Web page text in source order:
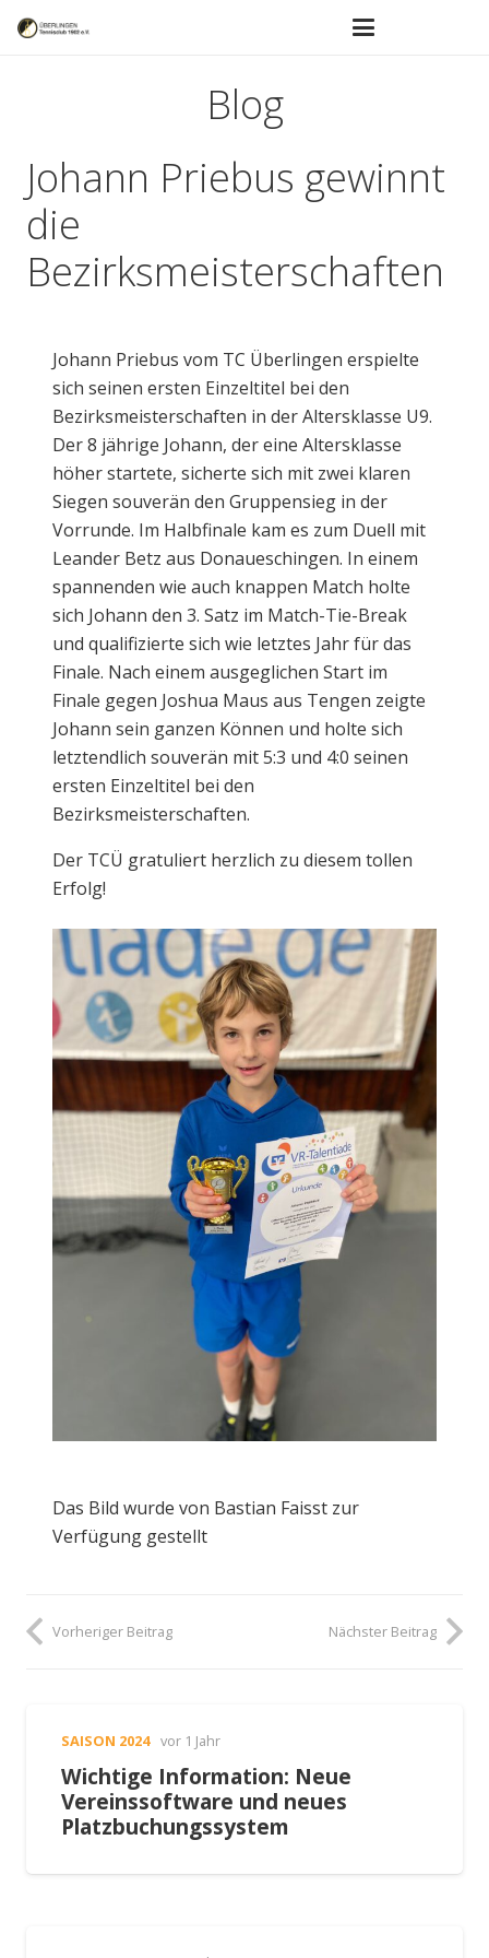
Blog
Johann Priebus gewinnt
die
Bezirksmeisterschaften
Johann Priebus vom TC Überlingen erspielte
sich seinen ersten Einzeltitel bei den
Bezirksmeisterschaften in der Altersklasse U9.
Der 8 jährige Johann, der eine Altersklasse
höher startete, sicherte sich mit zwei klaren
Siegen souverän den Gruppensieg in der
Vorrunde. Im Halbfinale kam es zum Duell mit
Leander Betz aus Donaueschingen. In einem
spannenden wie auch knappen Match holte
sich Johann den 3. Satz im Match-Tie-Break
und qualifizierte sich wie letztes Jahr für das
Finale. Nach einem ausgeglichen Start im
Finale gegen Joshua Maus aus Tengen zeigte
Johann sein ganzen Können und holte sich
letztendlich souverän mit 5:3 und 4:0 seinen
ersten Einzeltitel bei den
Bezirksmeisterschaften.
Der TCÜ gratuliert herzlich zu diesem tollen
Erfolg!
Das Bild wurde von Bastian Faisst zur
Verfügung gestellt
Vorheriger Beitrag Nächster Beitrag
SAISON 2024 vor 1 Jahr
Wichtige Information: Neue
Vereinssoftware und neues
Platzbuchungssystem